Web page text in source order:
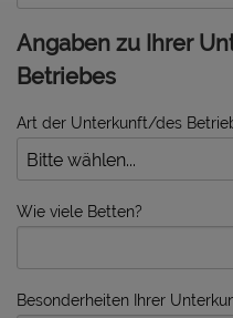
Angaben zu Ihrer
Betriebes
Art der Unterkunft/des
Wie viele Betten?
Besonderheiten Ihrer